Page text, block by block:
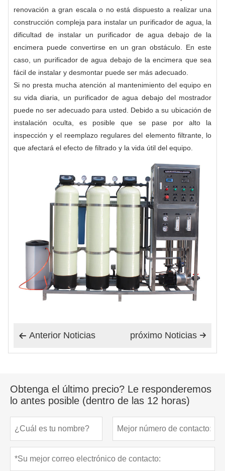
renovación a gran escala o no está dispuesto a realizar una
construcción compleja para instalar un purificador de agua, la
dificultad de instalar un purificador de agua debajo de la
encimera puede convertirse en un gran obstáculo. En este
caso, un purificador de agua debajo de la encimera que sea
fácil de instalar y desmontar puede ser más adecuado.
Si no presta mucha atención al mantenimiento del equipo en
su vida diaria, un purificador de agua debajo del mostrador
puede no ser adecuado para usted. Debido a su ubicación de
instalación oculta, es posible que se pase por alto la
inspección y el reemplazo regulares del elemento filtrante, lo
que afectará el efecto de filtrado y la vida útil del equipo.
 Anterior Noticias 
próximo Noticias
Obtenga el último precio? Le responderemos
lo antes posible (dentro de las 12 horas)